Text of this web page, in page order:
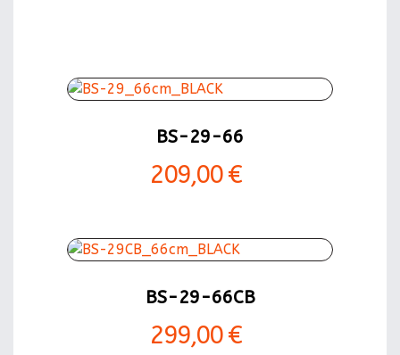
BS-29-66
209,00 €
BS-29-66CB
299,00 €